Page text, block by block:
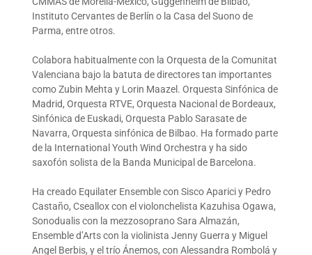
Instituto Cervantes de Berlín o la Casa del Suono de
Parma, entre otros.
Colabora habitualmente con la Orquesta de la Comunitat
Valenciana bajo la batuta de directores tan importantes
como Zubin Mehta y Lorin Maazel. Orquesta Sinfónica de
Madrid, Orquesta RTVE, Orquesta Nacional de Bordeaux,
Sinfónica de Euskadi, Orquesta Pablo Sarasate de
Navarra, Orquesta sinfónica de Bilbao. Ha formado parte
de la International Youth Wind Orchestra y ha sido
saxofón solista de la Banda Municipal de Barcelona.
Ha creado Equilater Ensemble con Sisco Aparici y Pedro
Castaño, Cseallox con el violonchelista Kazuhisa Ogawa,
Sonodualis con la mezzosoprano Sara Almazán,
Ensemble d’Arts con la violinista Jenny Guerra y Miguel
Angel Berbis, y el trío Ánemos, con Alessandra Rombolá y